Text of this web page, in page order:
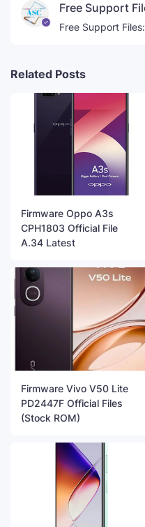
Free Support
Free Support
Related Posts
Firmware Oppo A3s
CPH1803 Official File
A.34 Latest
Firmware Vivo V50 Lite
PD2447F Official Files
(Stock ROM)